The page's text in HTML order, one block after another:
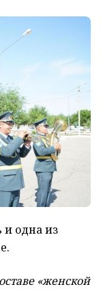
и одна из
«женской